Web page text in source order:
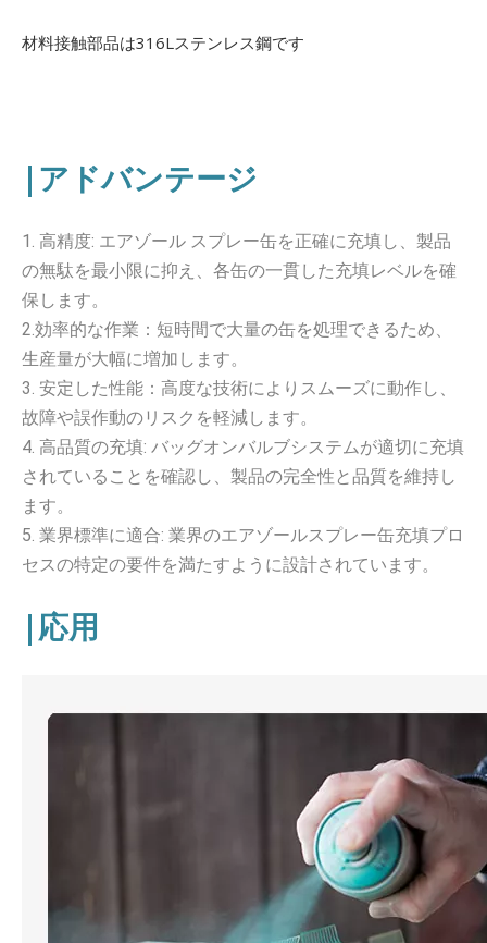
材料接触部品は316Lステンレス鋼です
|アドバンテージ
1. 高精度: エアゾール スプレー缶を正確に充填し、製品
の無駄を最小限に抑え、各缶の一貫した充填レベルを確
保します。
2.効率的な作業：短時間で大量の缶を処理できるため、
生産量が大幅に増加します。
3. 安定した性能：高度な技術によりスムーズに動作し、
故障や誤作動のリスクを軽減します。
4. 高品質の充填: バッグオンバルブシステムが適切に充填
されていることを確認し、製品の完全性と品質を維持し
ます。
5. 業界標準に適合: 業界のエアゾールスプレー缶充填プロ
セスの特定の要件を満たすように設計されています。
|応用